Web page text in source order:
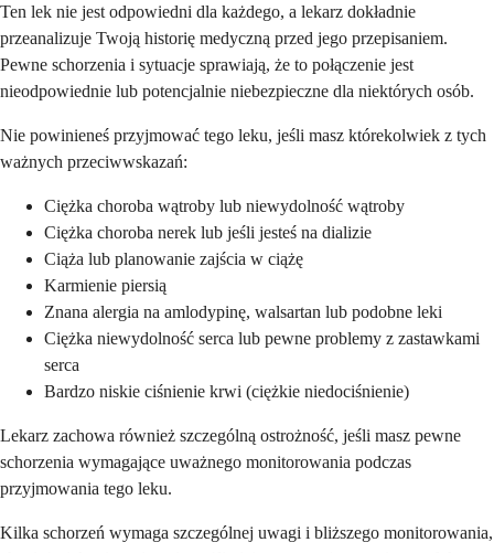
Ten lek nie jest odpowiedni dla każdego, a lekarz dokładnie
przeanalizuje Twoją historię medyczną przed jego przepisaniem.
Pewne schorzenia i sytuacje sprawiają, że to połączenie jest
nieodpowiednie lub potencjalnie niebezpieczne dla niektórych osób.
Nie powinieneś przyjmować tego leku, jeśli masz którekolwiek z tych
ważnych przeciwwskazań:
Ciężka choroba wątroby lub niewydolność wątroby
Ciężka choroba nerek lub jeśli jesteś na dializie
Ciąża lub planowanie zajścia w ciążę
Karmienie piersią
Znana alergia na amlodypinę, walsartan lub podobne leki
Ciężka niewydolność serca lub pewne problemy z zastawkami
serca
Bardzo niskie ciśnienie krwi (ciężkie niedociśnienie)
Lekarz zachowa również szczególną ostrożność, jeśli masz pewne
schorzenia wymagające uważnego monitorowania podczas
przyjmowania tego leku.
Kilka schorzeń wymaga szczególnej uwagi i bliższego monitorowania,